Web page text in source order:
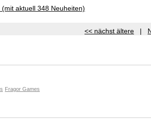
aktuell 348 Neuheiten)
<< nächst ältere |
Fragor Games